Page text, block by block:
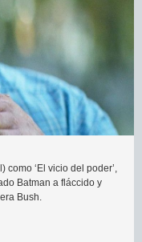
como ‘El vicio del poder’,
Batman a fláccido y
Bush.